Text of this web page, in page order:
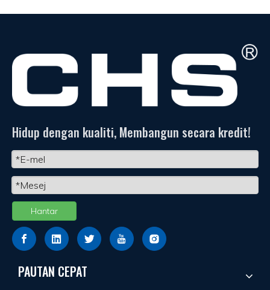
Hidup dengan kualiti, Membangun secara kredit!
Hantar
PAUTAN CEPAT